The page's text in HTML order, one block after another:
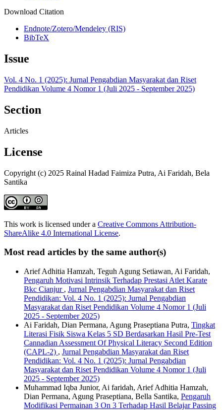
Download Citation
Endnote/Zotero/Mendeley (RIS)
BibTeX
Issue
Vol. 4 No. 1 (2025): Jurnal Pengabdian Masyarakat dan Riset
Pendidikan Volume 4 Nomor 1 (Juli 2025 - September 2025)
Section
Articles
License
Copyright (c) 2025 Rainal Hadad Faimiza Putra, Ai Faridah, Bela
Santika
This work is licensed under a Creative Commons Attribution-
ShareAlike 4.0 International License.
Most read articles by the same author(s)
Arief Adhitia Hamzah, Teguh Agung Setiawan, Ai Faridah,
Pengaruh Motivasi Intrinsik Terhadap Prestasi Atlet Karate
Bkc Cianjur , Jurnal Pengabdian Masyarakat dan Riset
Pendidikan: Vol. 4 No. 1 (2025): Jurnal Pengabdian
Masyarakat dan Riset Pendidikan Volume 4 Nomor 1 (Juli
2025 - September 2025)
Ai Faridah, Dian Permana, Agung Praseptiana Putra, Tingkat
Literasi Fisik Siswa Kelas 5 SD Berdasarkan Hasil Pre-Test
Cannadian Assessment Of Physical Literacy Second Edition
(CAPL-2) , Jurnal Pengabdian Masyarakat dan Riset
Pendidikan: Vol. 4 No. 1 (2025): Jurnal Pengabdian
Masyarakat dan Riset Pendidikan Volume 4 Nomor 1 (Juli
2025 - September 2025)
Muhammad Iqba Junior, Ai faridah, Arief Adhitia Hamzah,
Dian Permana, Agung Praseptiana, Bella Santika, Pengaruh
Modifikasi Permainan 3 On 3 Terhadap Hasil Belajar Passing